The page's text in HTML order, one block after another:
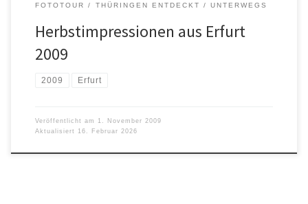
FOTOTOUR THÜRINGEN ENTDECKT UNTERWEGS
Herbstimpressionen aus Erfurt
2009
2009 Erfurt
Veröffentlicht am
1. November 2009
Aktualisiert
16. Februar 2026